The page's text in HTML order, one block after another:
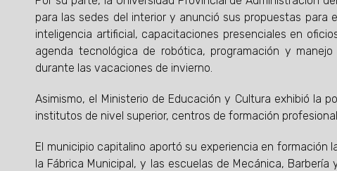
para las sedes del interior y anunció sus propuestas
inteligencia artificial, capacitaciones presenciales en
agenda tecnológica de robótica, programación y
durante las vacaciones de invierno.
Asimismo, el Ministerio de Educación y Cultura exhibió la
institutos de nivel superior, centros de formación
El municipio capitalino aportó su experiencia en formación
la Fábrica Municipal, y las escuelas de Mecánica,